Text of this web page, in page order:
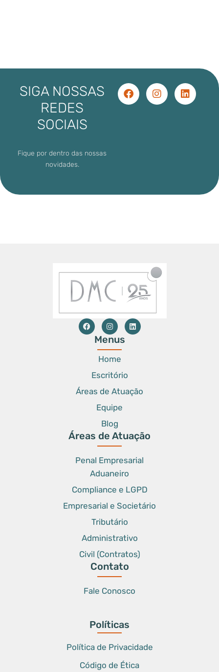
SIGA NOSSAS
REDES
SOCIAIS
Fique por dentro das nossas
novidades.
Menus
Home
Escritório
Áreas de Atuação
Equipe
Blog
Áreas de Atuação
Penal Empresarial
Aduaneiro
Compliance e LGPD
Empresarial e Societário
Tributário
Administrativo
Civil (Contratos)
Contato
Fale Conosco
Políticas
Política de Privacidade
Código de Ética